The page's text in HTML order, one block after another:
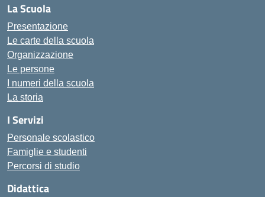
La Scuola
Presentazione
Le carte della scuola
Organizzazione
Le persone
I numeri della scuola
La storia
I Servizi
Personale scolastico
Famiglie e studenti
Percorsi di studio
Didattica